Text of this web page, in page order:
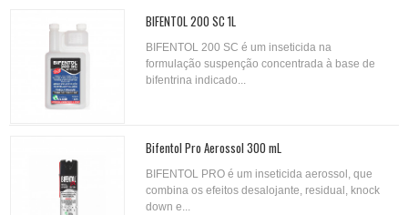
BIFENTOL 200 SC 1L
BIFENTOL 200 SC é um inseticida na
formulação suspenção concentrada à base de
bifentrina indicado...
Bifentol Pro Aerossol 300 mL
BIFENTOL PRO é um inseticida aerossol, que
combina os efeitos desalojante, residual, knock
down e...